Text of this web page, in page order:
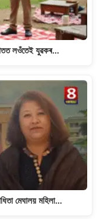
লওঁতেই যুৱকৰ…
মেঘালয় মহিলা…